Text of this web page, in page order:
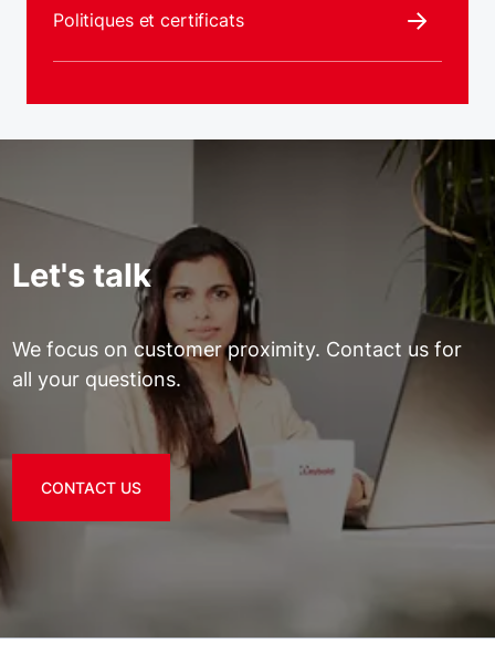
Politiques et certificats
Let's talk
We focus on customer proximity. Contact us for
all your questions.
CONTACT US